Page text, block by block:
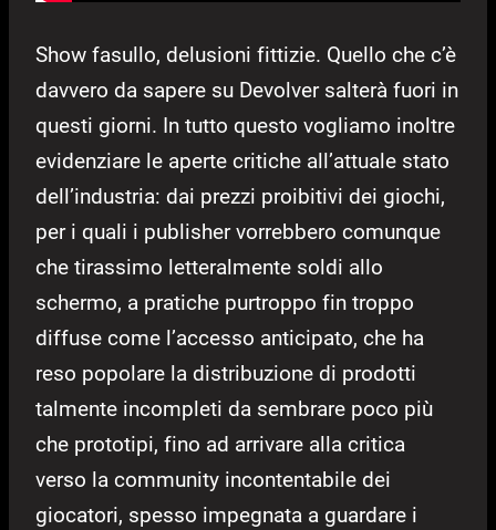
Show fasullo, delusioni fittizie. Quello che c’è
davvero da sapere su Devolver salterà fuori in
questi giorni. In tutto questo vogliamo inoltre
evidenziare le aperte critiche all’attuale stato
dell’industria: dai prezzi proibitivi dei giochi,
per i quali i publisher vorrebbero comunque
che tirassimo letteralmente soldi allo
schermo, a pratiche purtroppo fin troppo
diffuse come l’accesso anticipato, che ha
reso popolare la distribuzione di prodotti
talmente incompleti da sembrare poco più
che prototipi, fino ad arrivare alla critica
verso la community incontentabile dei
giocatori, spesso impegnata a guardare i